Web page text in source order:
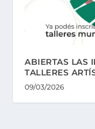
ABIERTAS LAS
TALLERES
09/03/2026